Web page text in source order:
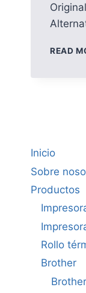
READ
Inicio
Sobre
Productos
Rollo
Brother